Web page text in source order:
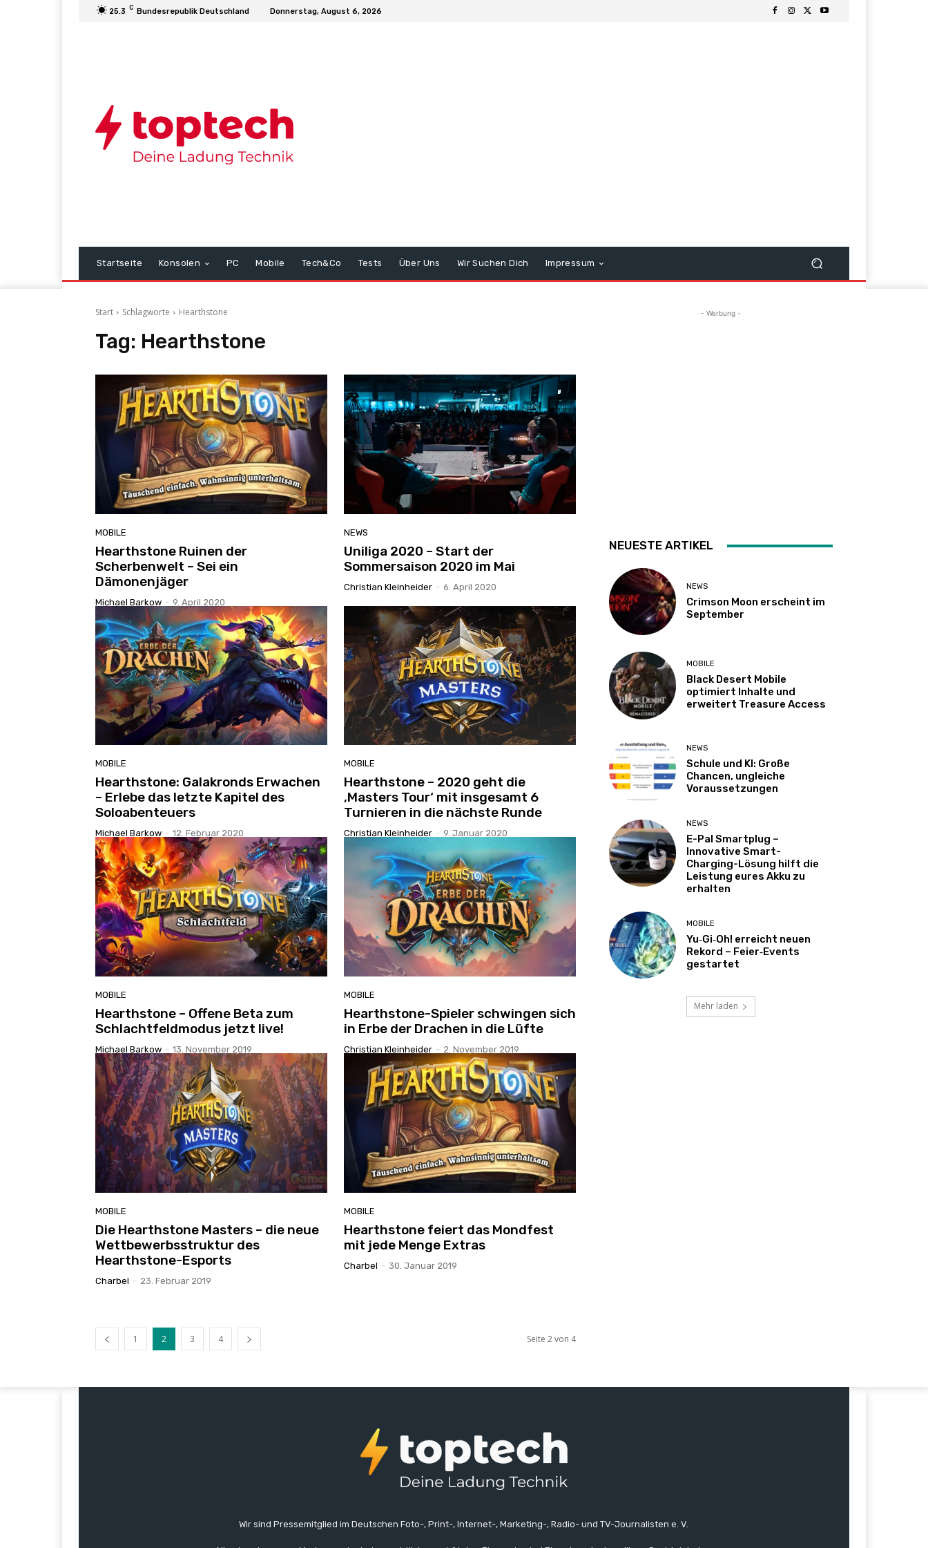
25.3 C Bundesrepublik Deutschland Donnerstag, August 6, 2026
Startseite Konsolen PC Mobile Tech&Co Tests Über Uns Wir Suchen Dich Impressum
Start Schlagworte Hearthstone
Tag: Hearthstone
MOBILE
Hearthstone Ruinen der
Scherbenwelt – Sei ein
Dämonenjäger
Michael Barkow - 9. April 2020
NEWS
Uniliga 2020 – Start der
Sommersaison 2020 im Mai
Christian Kleinheider - 6. April 2020
MOBILE
Hearthstone: Galakronds Erwachen
– Erlebe das letzte Kapitel des
Soloabenteuers
Michael Barkow - 12. Februar 2020
MOBILE
Hearthstone – 2020 geht die
‚Masters Tour‘ mit insgesamt 6
Turnieren in die nächste Runde
Christian Kleinheider - 9. Januar 2020
MOBILE
Hearthstone – Offene Beta zum
Schlachtfeldmodus jetzt live!
Michael Barkow - 13. November 2019
MOBILE
Hearthstone-Spieler schwingen sich
in Erbe der Drachen in die Lüfte
Christian Kleinheider - 2. November 2019
MOBILE
Die Hearthstone Masters – die neue
Wettbewerbsstruktur des
Hearthstone-Esports
Charbel - 23. Februar 2019
MOBILE
Hearthstone feiert das Mondfest
mit jede Menge Extras
Charbel - 30. Januar 2019
1 2 3 4 Seite 2 von 4
- Werbung -
NEUESTE ARTIKEL
NEWS
Crimson Moon erscheint im
September
MOBILE
Black Desert Mobile
optimiert Inhalte und
erweitert Treasure Access
NEWS
Schule und KI: Große
Chancen, ungleiche
Voraussetzungen
NEWS
E-Pal Smartplug –
Innovative Smart-
Charging-Lösung hilft die
Leistung eures Akku zu
erhalten
MOBILE
Yu‑Gi‑Oh! erreicht neuen
Rekord – Feier‑Events
gestartet
Mehr laden
Wir sind Pressemitglied im Deutschen Foto-, Print-, Internet-, Marketing-, Radio- und TV-Journalisten e. V.